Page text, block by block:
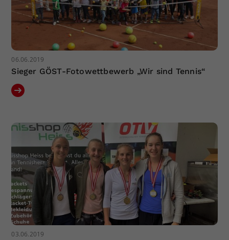
06.06.2019
Sieger GÖST-Fotowettbewerb „Wir sind Tennis“
03.06.2019